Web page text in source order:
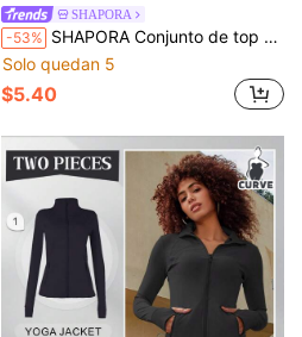
SHAPORA
-53% SHAPORA Conjunto de top corto con botones delanteros y shorts moldeadores de talla grande
Solo quedan 5
$5.40